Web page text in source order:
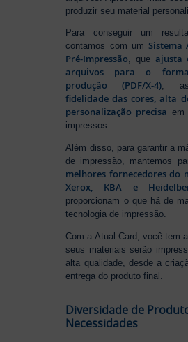
produzir seu material
Para conseguir um
contamos com um Sistema
Pré-Impressão, queajusta
arquivos para o
produção (PDF/X-4),
fidelidade das cores, alta
personalização precisa em
impressos.
Além disso, para garantir a
de impressão, mantemos
melhores fornecedores do
Xerox, KBA e
proporcionam o que há de
tecnologia de impressão.
Com a Atual Card, você tem
seus materiais serão
alta qualidade, desde a
entrega do produto final.
Diversidade de
Necessidades